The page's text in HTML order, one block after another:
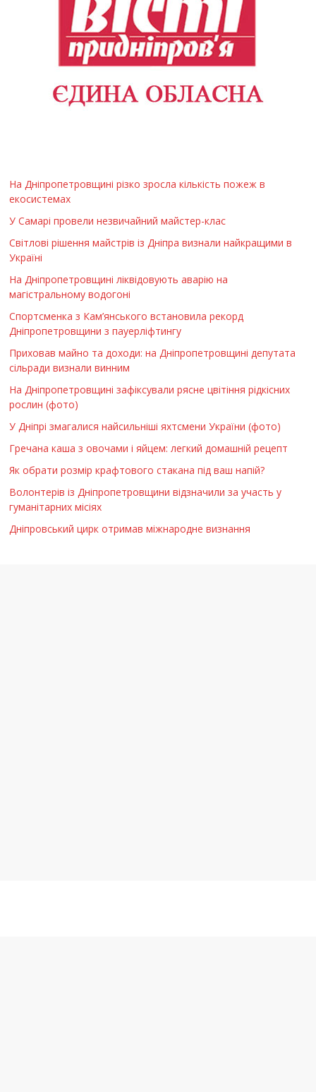
На Дніпропетровщині різко зросла кількість пожеж в
екосистемах
У Самарі провели незвичайний майстер-клас
Світлові рішення майстрів із Дніпра визнали найкращими в
Україні
На Дніпропетровщині ліквідовують аварію на
магістральному водогоні
Спортсменка з Кам’янського встановила рекорд
Дніпропетровщини з пауерліфтингу
Приховав майно та доходи: на Дніпропетровщині депутата
сільради визнали винним
На Дніпропетровщині зафіксували рясне цвітіння рідкісних
рослин (фото)
У Дніпрі змагалися найсильніші яхтсмени України (фото)
Гречана каша з овочами і яйцем: легкий домашній рецепт
Як обрати розмір крафтового стакана під ваш напій?
Волонтерів із Дніпропетровщини відзначили за участь у
гуманітарних місіях
Дніпровський цирк отримав міжнародне визнання